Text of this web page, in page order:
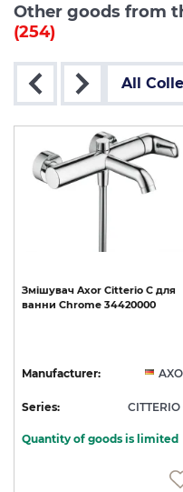
Other goods from
(254)
All
Змішувач Axor Citterio C для
ванни Chrome 34420000
Manufacturer:
Series: CITTERIO
Quantity of goods is limited